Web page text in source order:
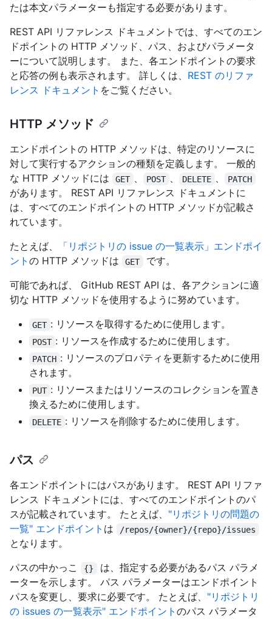
たは本文パラメーターも指定する必要があります。
REST API リファレンス ドキュメントでは、すべてのエン
ドポイントの HTTP メソッド、パス、およびパラメータ
ーについて説明します。 また、各エンドポイントの要求
と応答の例も表示されます。 詳しくは、 REST のリファ
レンス ドキュメント をご覧ください。
HTTP メソッド
エンドポイントの HTTP メソッドは、特定のリソースに
対して実行するアクションの種類を定義します。 一般的
な HTTP メソッドには
GET 、 POST 、 DELETE 、 PATCH
があります。 REST API リファレンス ドキュメントに
は、すべてのエンドポイントの HTTP メソッドが記載さ
れています。
たとえば、
「リポジトリの issue の一覧表示」エンドポイ
ント の HTTP メソッドは GET
です。
可能であれば、 GitHub REST API は、各アクションに適
切な HTTP メソッドを使用するように努めています。
GET : リソースを取得するために使用します。
POST : リソースを作成するために使用します。
PATCH : リソースのプロパティを更新するために使用
されます。
PUT : リソースまたはリソースのコレクションを置き
換えるために使用します。
DELETE : リソースを削除するために使用します。
パス
各エンドポイントにはパスがあります。 REST API リファ
レンス ドキュメントには、すべてのエンドポイントのパ
スが記載されています。 たとえば、 "リポジトリの問題の
一覧" エンドポイント は /repos/{owner}/{repo}/issues
となります。
パスの中かっこ
{}
は、指定する必要があるパス パラメ
ーターを示します。 パス パラメーターはエンドポイント
パスを変更し、要求に必要です。 たとえば、 "リポジトリ
の issues の一覧表示" エンドポイント のパス パラメータ